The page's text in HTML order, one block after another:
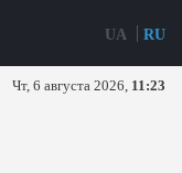
UA RU
Чт, 6 августа 2026, 11:23